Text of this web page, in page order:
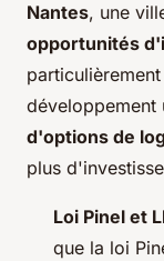
Nantes, une
opportunités
développement
d'options de
plus
Loi Pinel et
que la loi